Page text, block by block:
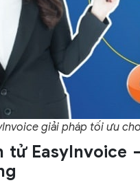
giải pháp tối ưu
tử